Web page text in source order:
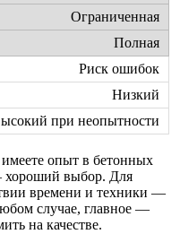
Ограниченная
Полная
Риск ошибок
Низкий
при неопытности
опыт в бетонных
хороший выбор. Для
времени и техники —
случае, главное —
на качестве.